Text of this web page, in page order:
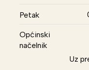
Petak
Općinski
načelnik
Uz